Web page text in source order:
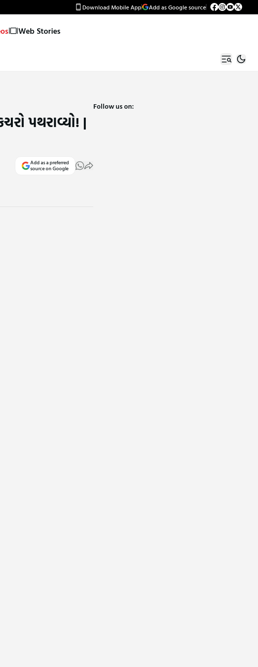
Download Mobile App Add as Google source
Web Stories
પથરાવ્યો! |
Add as a preferred
source on Google
Follow us on: